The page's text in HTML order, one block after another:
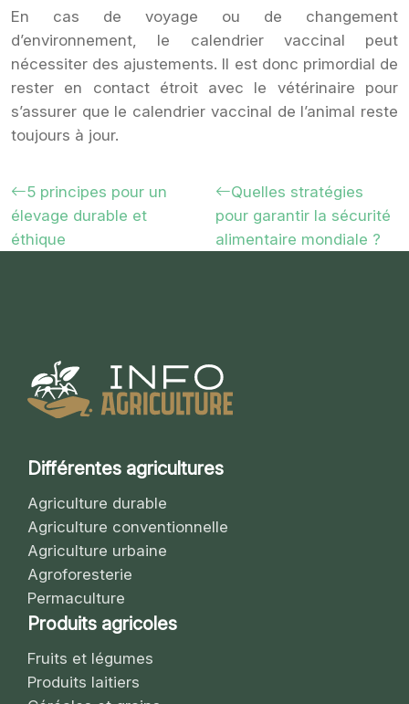
En cas de voyage ou de changement
d’environnement, le calendrier vaccinal peut
nécessiter des ajustements. Il est donc primordial de
rester en contact étroit avec le vétérinaire pour
s’assurer que le calendrier vaccinal de l’animal reste
toujours à jour.
5 principes pour un
élevage durable et
éthique
Quelles stratégies
pour garantir la sécurité
alimentaire mondiale ?
Différentes agricultures
Agriculture durable
Agriculture conventionnelle
Agriculture urbaine
Agroforesterie
Permaculture
Produits agricoles
Fruits et légumes
Produits laitiers